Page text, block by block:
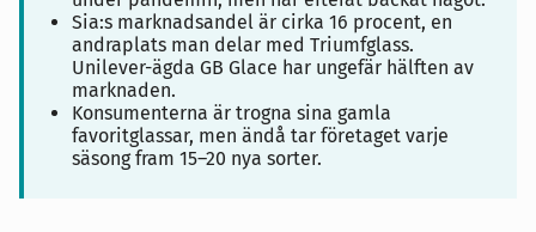
Sia:s marknadsandel är cirka 16 procent, en
andraplats man delar med Triumfglass.
Unilever-ägda GB Glace har ungefär hälften av
marknaden.
Konsumenterna är trogna sina gamla
favoritglassar, men ändå tar företaget varje
säsong fram 15–20 nya sorter.